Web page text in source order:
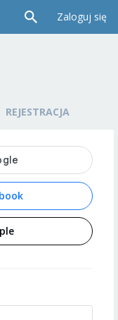
Zaloguj się
REJESTRACJA